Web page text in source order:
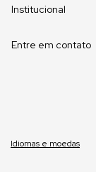
Institucional
Entre em contato
Idiomas e moedas